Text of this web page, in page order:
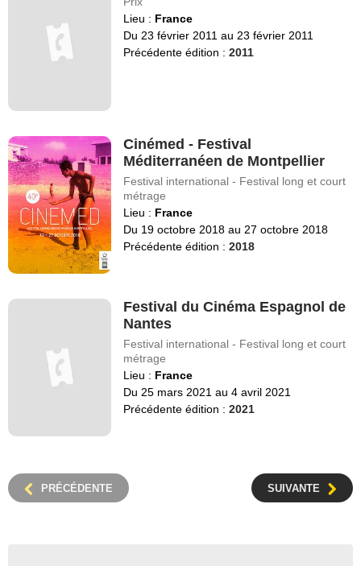
Lieu : France
Du 23 février 2011 au 23 février 2011
Précédente édition :2011
Cinémed - Festival
Méditerranéen de Montpellier
Festival international - Festival long et court
métrage
Lieu : France
Du 19 octobre 2018 au 27 octobre 2018
Précédente édition :2018
Festival du Cinéma Espagnol de
Nantes
Festival international - Festival long et court
métrage
Lieu : France
Du 25 mars 2021 au 4 avril 2021
Précédente édition :2021
PRÉCÉDENTE SUIVANTE